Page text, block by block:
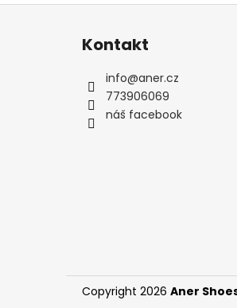
Z
Kontakt
info@aner.cz
773906069
náš facebook
Copyright 2026 Aner